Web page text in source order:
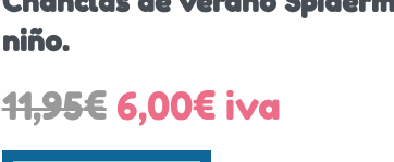
niño.
11,95€ El
precio
6,00€El
precio
iva